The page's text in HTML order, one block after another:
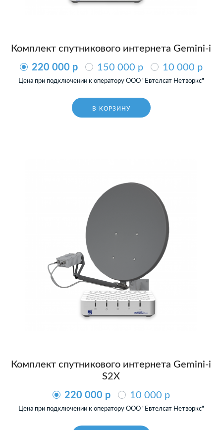
Комплект спутникового интернета Gemini-i
220 000 p
150 000 p 10 000 p
Цена при подключении к оператору ООО "Евтелсат Нетворкс"
В КОРЗИНУ
Комплект спутникового интернета Gemini-i
S2X
220 000 p
10 000 p
Цена при подключении к оператору ООО "Евтелсат Нетворкс"